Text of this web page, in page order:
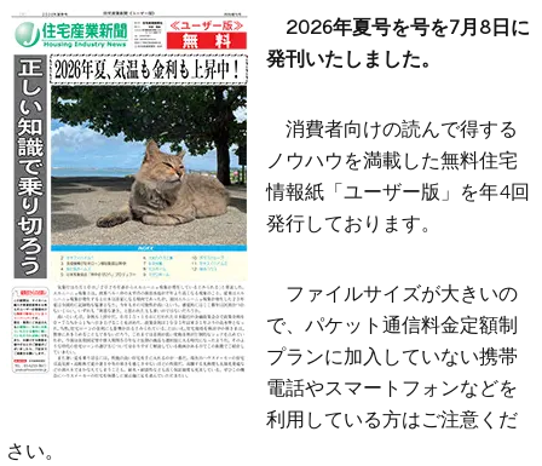
2026年夏号を号を7月8日に
発刊いたしました。
消費者向けの読んで得する
ノウハウを満載した無料住宅
情報紙「ユーザー版」を年4回
発行しております。
ファイルサイズが大きいの
で、パケット通信料金定額制
プランに加入していない携帯
電話やスマートフォンなどを
利用している方はご注意くだ
さい。